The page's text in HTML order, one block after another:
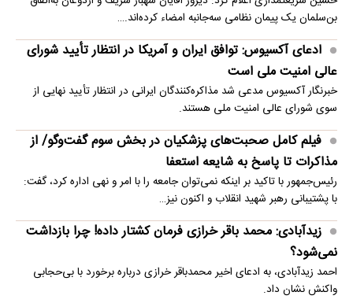
بن‌سلمان یک پیمان نظامی سه‌جانبه امضاء کرده‌اند.…
ادعای آکسیوس: توافق ایران و آمریکا در انتظار تأیید شورای
عالی امنیت ملی است
خبرنگار آکسیوس مدعی شد مذاکره‌کنندگان ایرانی در انتظار تأیید نهایی از
سوی شورای عالی امنیت ملی هستند.
فیلم کامل صحبت‌های پزشکیان در بخش سوم گفت‌وگو/ از
مذاکرات تا پاسخ به شایعه استعفا
رئیس‌جمهور با تاکید بر اینکه نمی‌توان جامعه را با امر و نهی اداره کرد، گفت:
با پشتیبانی رهبر شهید انقلاب و اکنون نیز…
زیدآبادی: محمد باقر خرازی فرمان کشتار داده! چرا بازداشت
نمی‌شود؟
احمد زیدآبادی، به ادعای اخیر محمدباقر خرازی درباره برخورد با بی‌حجابی
واکنش نشان داد.